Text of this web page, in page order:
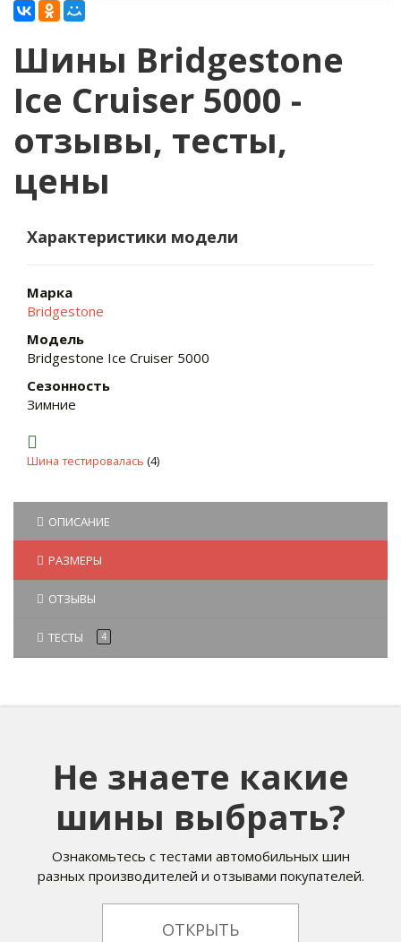
Шины Bridgestone
Ice Cruiser 5000 -
отзывы, тесты,
цены
Характеристики модели
Марка
Bridgestone
Модель
Bridgestone Ice Cruiser 5000
Сезонность
Зимние
Шина тестировалась (4)
ОПИСАНИЕ
РАЗМЕРЫ
ОТЗЫВЫ
ТЕСТЫ 4
Не знаете какие
шины выбрать?
Ознакомьтесь с тестами автомобильных шин
разных производителей и отзывами покупателей.
ОТКРЫТЬ